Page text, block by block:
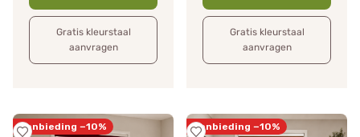
Gratis kleurstaal
aanvragen
Gratis kleurstaal
aanvragen
Aanbieding −10% Aanbieding −10%